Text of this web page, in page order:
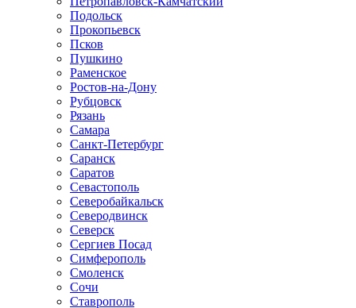
Подольск
Прокопьевск
Псков
Пушкино
Раменское
Ростов-на-Дону
Рубцовск
Рязань
Самара
Санкт-Петербург
Саранск
Саратов
Севастополь
Северобайкальск
Северодвинск
Северск
Сергиев Посад
Симферополь
Смоленск
Сочи
Ставрополь